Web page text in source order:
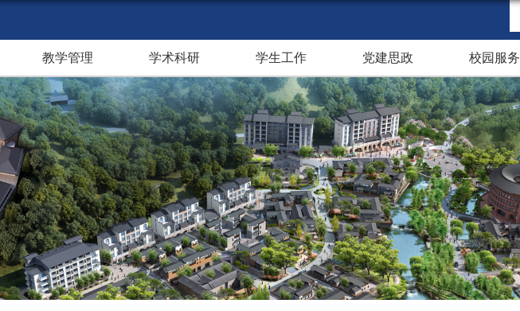
教学管理 学术科研 学生工作 党建思政 校园服务